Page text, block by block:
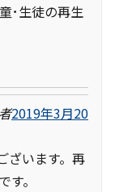
･生徒の再生
2019年3月20
ざいます。再
。